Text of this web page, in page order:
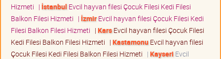
Hizmeti | İstanbul Evcil hayvan filesi Çocuk Filesi Kedi Filesi
Balkon Filesi Hizmeti | İzmirEvcil hayvan filesi Çocuk Filesi Kedi
Filesi Balkon Filesi Hizmeti | KarsEvcil hayvan filesi Çocuk Filesi
Kedi Filesi Balkon Filesi Hizmeti | KastamonuEvcil hayvan filesi
Çocuk Filesi Kedi Filesi Balkon Filesi Hizmeti | Kayseri Evcil